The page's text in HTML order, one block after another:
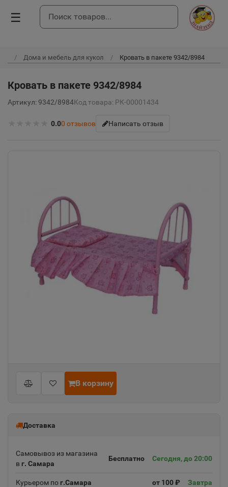
☰
Дома и мебель для кукол Кровать в пакете 9342/8984
Кровать в пакете 9342/8984
Артикул: 9342/8984Код товара: РК-00001434
0.00 отзывов Написать отзыв
В корзину
Доставка
Самовывоз из магазина
в г. Самара
Бесплатно Сегодня, до 20:00
Курьером пог.Самара от 100 ₽ Завтра